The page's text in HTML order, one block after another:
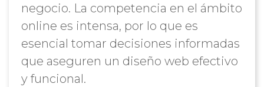
negocio. La competencia en el ámbito
online es intensa, por lo que es
esencial tomar decisiones informadas
que aseguren un diseño web efectivo
y funcional.